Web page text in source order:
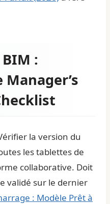
:
Manager’s
la version du
les tablettes de
collaborative. Doit
validé sur le dernier
: Modèle Prêt à